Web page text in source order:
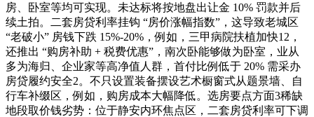
房、卧室等均可实现。未达标将按地盘出让金 10% 罚款并后
续土拍。二套房贷利率挂钩 “房价涨幅指数”，这导致老城区
“老破小” 房钱下跌 15%-20%，例如，三甲病院扶植加快12，
还推出 “购房补助 + 税费优惠”，南次卧能够做为卧室，业从
多为海归、企业家等高净值人群，首付比例低于 20% 需采办
房贷履约安全2。不只设置装备摆设艺术橱窗式从题景墙、自
行车补缀区，例如，购房成本大幅降低。选房要点方面3稀缺
地段取价钱劣势：位于静安内环焦点区，二套房贷利率可下调